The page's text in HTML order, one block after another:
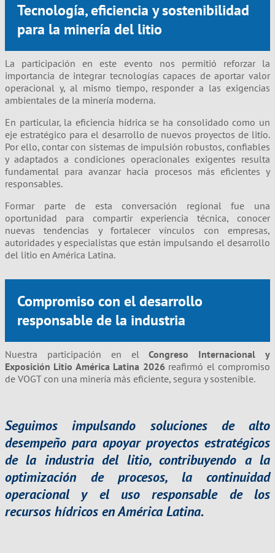
Tecnología, eficiencia y sostenibilidad
para la minería del litio
La participación en este evento nos permitió reforzar la
importancia de integrar tecnologías capaces de aportar valor
operacional y, al mismo tiempo, responder a las exigencias
ambientales de la minería moderna.
En particular, la eficiencia hídrica se ha consolidado como un
eje estratégico para el desarrollo de nuevos proyectos de litio.
Por ello, contar con sistemas de impulsión robustos, confiables
y adaptados a condiciones operacionales exigentes resulta
fundamental para avanzar hacia procesos más eficientes y
responsables.
Formar parte de esta conversación regional fue una
oportunidad para compartir experiencia técnica, conocer
nuevas tendencias y fortalecer vínculos con empresas,
autoridades y especialistas que están impulsando el desarrollo
del litio en América Latina.
Compromiso con el desarrollo
responsable de la industria
Nuestra participación en elCongreso Internacional y
Exposición Litio América Latina 2026reafirmó el compromiso
de VOGT con una minería más eficiente, segura y sostenible.
Seguimos impulsando soluciones de alto
desempeño para apoyar proyectos estratégicos
de la industria del litio, contribuyendo a la
optimización de procesos, la continuidad
operacional y el uso responsable de los
recursos hídricos en América Latina.